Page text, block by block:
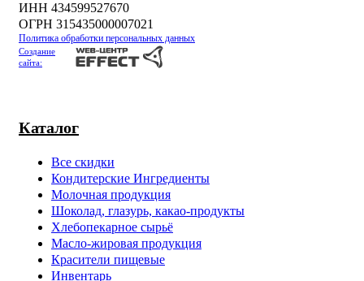
Каталог
Все скидки
Кондитерские Ингредиенты
Молочная продукция
Шоколад, глазурь, какао-продукты
Хлебопекарное сырьё
Масло-жировая продукция
Красители пищевые
Инвентарь
ИНН 434599527670
ОГРН 315435000007021
Политика обработки персональных данных
Создание
сайта: